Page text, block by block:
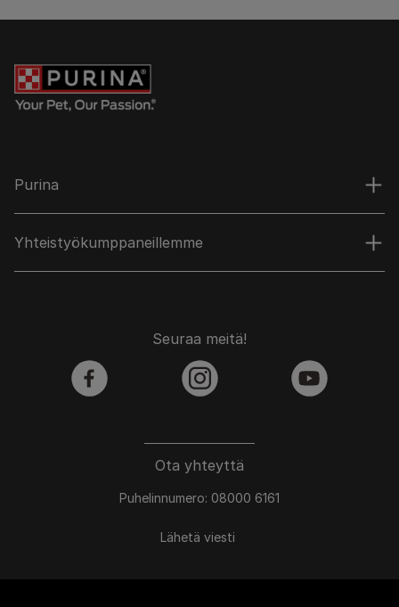
Purina
Yhteistyökumppaneillemme
Ota yhteyttä
Puhelinnumero: 08000 6161
Lähetä viesti
Seuraa meitä!
facebook instagram youtube